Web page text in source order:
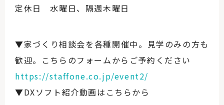
定休日 水曜日、隔週木曜日
▼家づくり相談会を各種開催中。見学のみの方も
歓迎。こちらのフォームからご予約ください
https://staffone.co.jp/event2/
▼DXソフト紹介動画はこちらから